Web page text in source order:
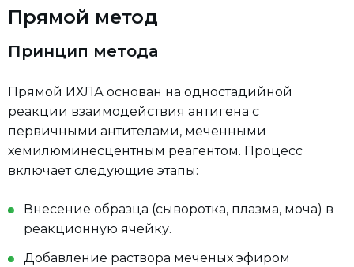
Прямой метод
Принцип метода
Прямой ИХЛА основан на одностадийной
реакции взаимодействия антигена с
первичными антителами, меченными
хемилюминесцентным реагентом. Процесс
включает следующие этапы:
Внесение образца (сыворотка, плазма, моча) в
реакционную ячейку.
Добавление раствора меченых эфиром